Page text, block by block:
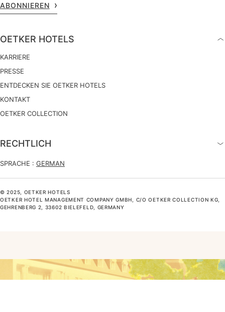
ABONNIEREN
OETKER HOTELS
KARRIERE
PRESSE
ENTDECKEN SIE OETKER HOTELS
KONTAKT
OETKER COLLECTION
RECHTLICH
SPRACHE : GERMAN
© 2025, OETKER HOTELS
OETKER HOTEL MANAGEMENT COMPANY GMBH, C/O OETKER COLLECTION KG,
GEHRENBERG 2, 33602 BIELEFELD, GERMANY